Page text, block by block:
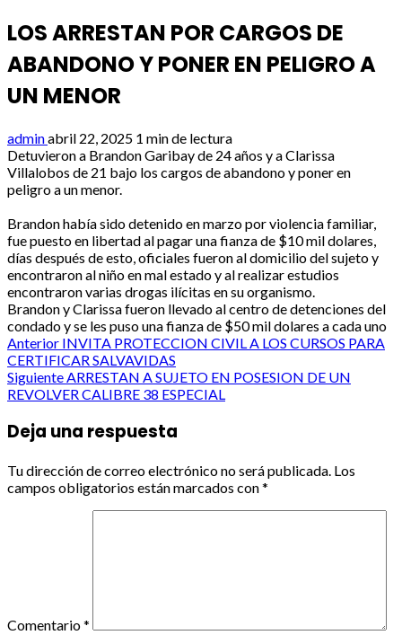
LOS ARRESTAN POR CARGOS DE
ABANDONO Y PONER EN PELIGRO A
UN MENOR
adminabril 22, 2025 1 min de lectura
Detuvieron a Brandon Garibay de 24 años y a Clarissa
Villalobos de 21 bajo los cargos de abandono y poner en
peligro a un menor.
Brandon había sido detenido en marzo por violencia familiar,
fue puesto en libertad al pagar una fianza de $10 mil dolares,
días después de esto, oficiales fueron al domicilio del sujeto y
encontraron al niño en mal estado y al realizar estudios
encontraron varias drogas ilícitas en su organismo.
Brandon y Clarissa fueron llevado al centro de detenciones del
condado y se les puso una fianza de $50 mil dolares a cada uno
Post
navigation
Anterior INVITA PROTECCION CIVIL A LOS CURSOS PARA
CERTIFICAR SALVAVIDAS
Siguiente ARRESTAN A SUJETO EN POSESION DE UN
REVOLVER CALIBRE 38 ESPECIAL
Deja una respuesta
Tu dirección de correo electrónico no será publicada. Los
campos obligatorios están marcados con*
Comentario*